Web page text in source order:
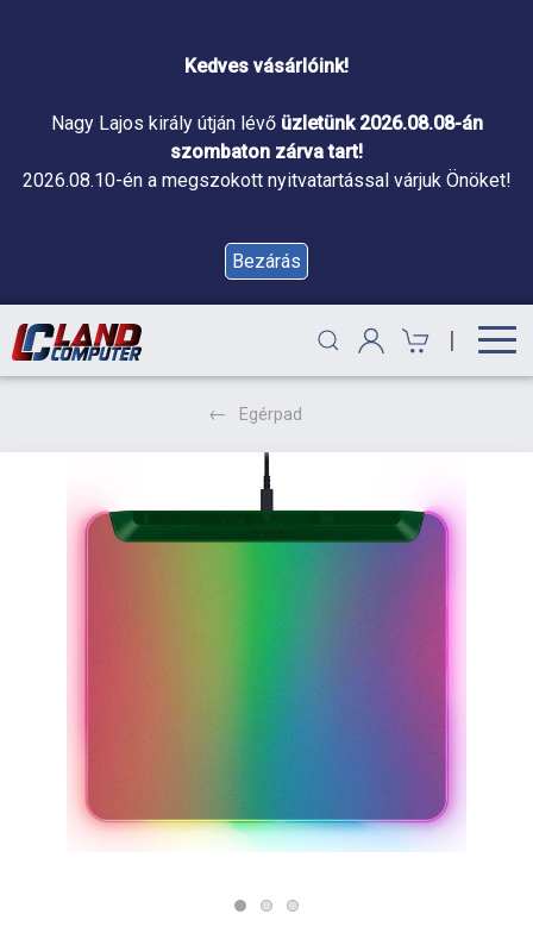
Kedves vásárlóink!
Nagy Lajos király útján lévő üzletünk 2026.08.08-án
szombaton zárva tart!
2026.08.10-én a megszokott nyitvatartással várjuk Önöket!
Bezárás
|
Egérpad